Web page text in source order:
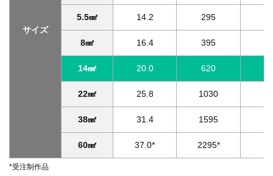
サイズ
5.5㎟ 14.2 295
8㎟ 16.4 395
14㎟ 20.0 620
22㎟ 25.8 1030
38㎟ 31.4 1595
60㎟ 37.0* 2295*
*受注制作品